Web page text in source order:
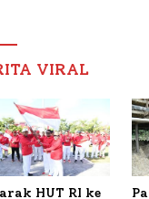
Nabil
VIRAL
HUT RI ke